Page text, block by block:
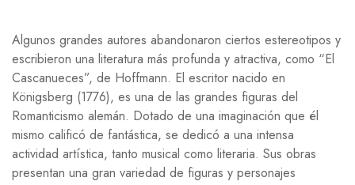
Algunos grandes autores abandonaron ciertos estereotipos y
escribieron una literatura más profunda y atractiva, como “El
Cascanueces”, de Hoffmann. El escritor nacido en
Königsberg (1776), es una de las grandes figuras del
Romanticismo alemán. Dotado de una imaginación que él
mismo calificó de fantástica, se dedicó a una intensa
actividad artística, tanto musical como literaria. Sus obras
presentan una gran variedad de figuras y personajes